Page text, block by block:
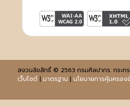
สงวนลิขสิทธิ์ © 2563 กรมศิลปากร. กระ
เว็บไซต์| มาตรฐาน | นโยบายการคุ้มครอ